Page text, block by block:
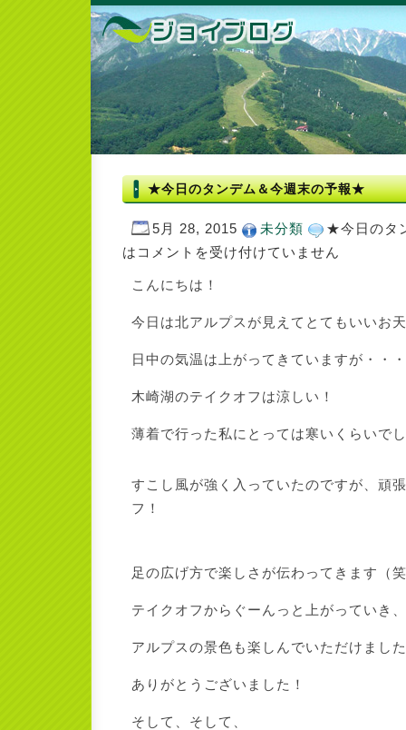
★今日のタンデム＆今週末の予報★
5月 28, 2015 未分類
★今日のタ
は コメントを受け付けていません
こんにちは！
今日は北アルプスが見えてとてもいいお
日中の気温は上がってきていますが・・・
木崎湖のテイクオフは涼しい！
薄着で行った私にとっては寒いくらいで
すこし風が強く入っていたのですが、頑
フ！
足の広げ方で楽しさが伝わってきます（
テイクオフからぐーんっと上がっていき、
アルプスの景色も楽しんでいただけまし
ありがとうございました！
そして、そして、